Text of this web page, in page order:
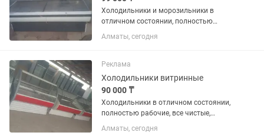
Холодильники и морозильники в
отличном состоянии, полностью
рабочие, все чистые ухожэные как на
фото, на каждый холодильник дам
помогу с доставкой, кому интересно...
Алматы, сегодня
Реклама
Холодильники витринные
90 000 ₸
Холодильники в отличном состоянии,
полностью рабочие, все чистые,
ухоженные как на фото, есть разные
варианты, большой выбор
Алматы, сегодня